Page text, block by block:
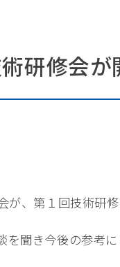
研修会が
、第１回技術研修
聞き今後の参考に